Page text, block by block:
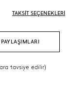
TAKSİT SEÇENEKLERİ
tavsiye edilir)